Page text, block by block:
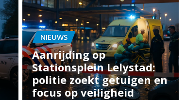
NIEUWS
Aanrijding op
Stationsplein Lelystad:
politie zoekt getuigen en
focus op veiligheid